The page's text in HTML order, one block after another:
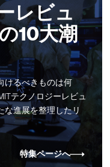
レビュ
10大潮
けるべきものは何
テクノロジーレビュ
な進展を整理したリ
特集ページへ